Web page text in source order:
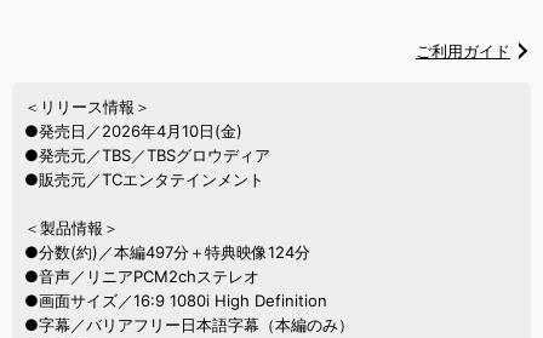
ご利用ガイド
＜リリース情報＞
●発売日／2026年4月10日(金)
●発売元／TBS／TBSグロウディア
●販売元／TCエンタテインメント
＜製品情報＞
●分数(約)／本編497分＋特典映像124分
●音声／リニアPCM2chステレオ
●画面サイズ／16:9 1080i High Definition
●字幕／バリアフリー日本語字幕（本編のみ）